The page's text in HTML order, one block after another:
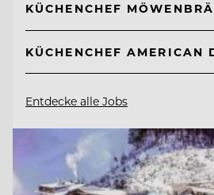
KÜCHENCHEF
KÜCHENCHEF AMERICAN
Entdecke alle Jobs